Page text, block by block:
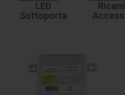
LED
Sottoporta